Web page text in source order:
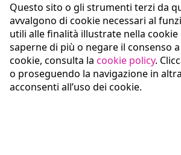
Questo sito o gli strumenti terzi da
avvalgono di cookie necessari al
utili alle finalità illustrate nella cookie
saperne di più o negare il consenso
cookie, consulta la cookie policy.
o proseguendo la navigazione in
acconsenti all’uso dei cookie.